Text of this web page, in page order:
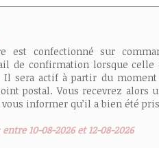
est confectionné sur
de confirmation lorsque celle
sera actif à partir du
postal. Vous recevrez alors
informer qu’il a bien été
10-08-2026 et 12-08-2026